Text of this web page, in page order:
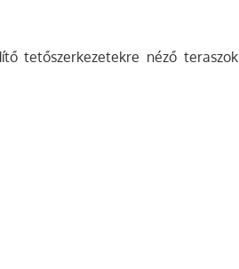
tetőszerkezetekre néző teraszok